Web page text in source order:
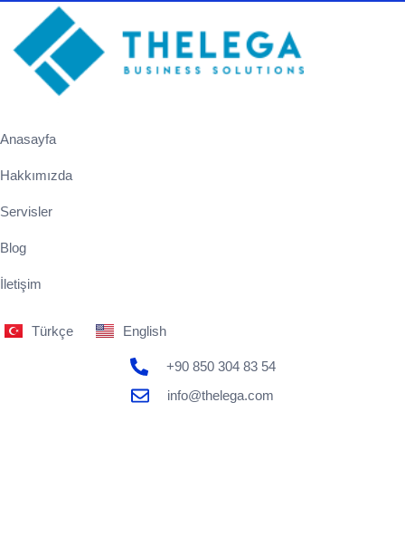
Anasayfa
Hakkımızda
Servisler
Blog
İletişim
Türkçe English
+90 850 304 83 54
info@thelega.com